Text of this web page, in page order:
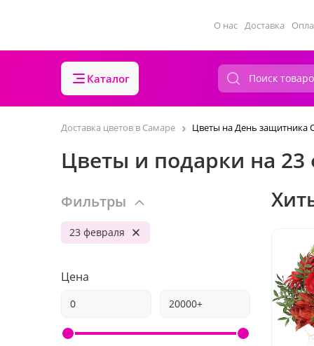
О нас Доставка
Каталог
Доставка цветов в Самаре Цветы на День защитника
Цветы и подарки на
Фильтры
23 февраля
Цена